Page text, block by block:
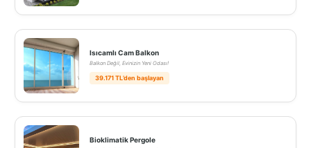
Isıcamlı Cam Balkon
Balkon Değil, Evinizin Yeni Odası!
39.171 TL’den başlayan
Bioklimatik Pergole